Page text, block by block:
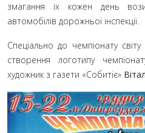
змагання їх кожен день
автомобілів дорожньої інспекції.
Спеціально до чемпіонату
створення логотипу
художник з газети «Собитіє»